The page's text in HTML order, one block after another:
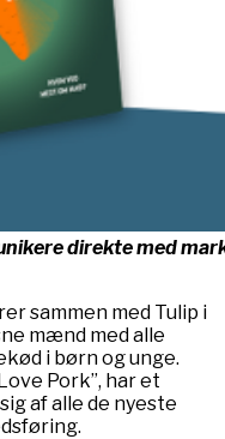
direkte med
sammen med Tulip i
mænd med alle
i børn og unge.
Pork”, har et
af alle de nyeste